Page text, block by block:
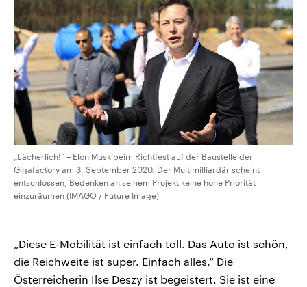
„Lächerlich!“ – Elon Musk beim Richtfest auf der Baustelle der
Gigafactory am 3. September 2020. Der Multimilliardär scheint
entschlossen, Bedenken an seinem Projekt keine hohe Priorität
einzuräumen (IMAGO / Future Image)
„Diese E-Mobilität ist einfach toll. Das Auto ist schön,
die Reichweite ist super. Einfach alles.“ Die
Österreicherin Ilse Deszy ist begeistert. Sie ist eine